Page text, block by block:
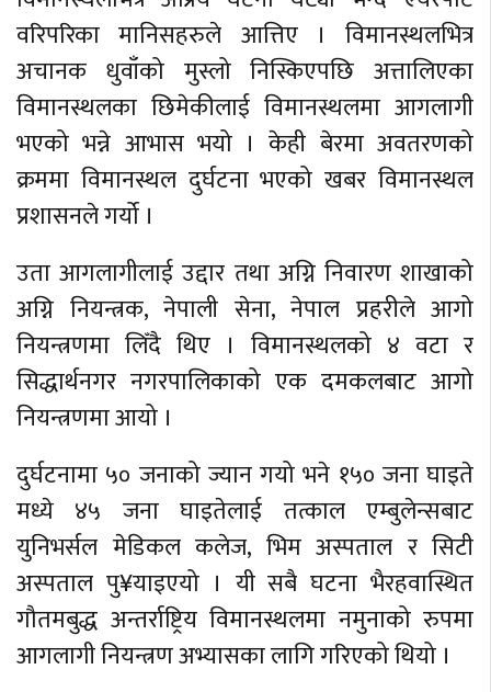
वरिपरिका मानिसहरुले आत्तिए । विमानस्थलभित्र
अचानक धुवाँको मुस्लो निस्किएपछि अत्तालिएका
विमानस्थलका छिमेकीलाई विमानस्थलमा आगलागी
भएको भन्ने आभास भयो । केही बेरमा अवतरणको
क्रममा विमानस्थल दुर्घटना भएको खबर विमानस्थल
प्रशासनले गर्यो ।
उता आगलागीलाई उद्दार तथा अग्नि निवारण शाखाको
अग्नि नियन्त्रक, नेपाली सेना, नेपाल प्रहरीले आगो
नियन्त्रणमा लिँदै थिए । विमानस्थलको ४ वटा र
सिद्धार्थनगर नगरपालिकाको एक दमकलबाट आगो
नियन्त्रणमा आयो ।
दुर्घटनामा ५० जनाको ज्यान गयो भने १५० जना घाइते
मध्ये ४५ जना घाइतेलाई तत्काल एम्बुलेन्सबाट
युनिभर्सल मेडिकल कलेज, भिम अस्पताल र सिटी
अस्पताल पु¥याइएयो । यी सबै घटना भैरहवास्थित
गौतमबुद्ध अन्तर्राष्ट्रिय विमानस्थलमा नमुनाको रुपमा
आगलागी नियन्त्रण अभ्यासका लागि गरिएको थियो ।